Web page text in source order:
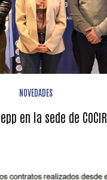
NOVEDADES
en la sede de COCIR